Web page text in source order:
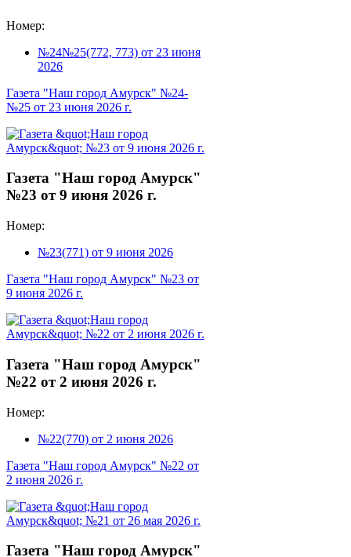
Номер:
№24№25(772, 773) от 23 июня
2026
Газета "Наш город Амурск" №24-
№25 от 23 июня 2026 г.
Газета "Наш город Амурск"
№23 от 9 июня 2026 г.
Номер:
№23(771) от 9 июня 2026
Газета "Наш город Амурск" №23 от
9 июня 2026 г.
Газета "Наш город Амурск"
№22 от 2 июня 2026 г.
Номер:
№22(770) от 2 июня 2026
Газета "Наш город Амурск" №22 от
2 июня 2026 г.
Газета "Наш город Амурск"